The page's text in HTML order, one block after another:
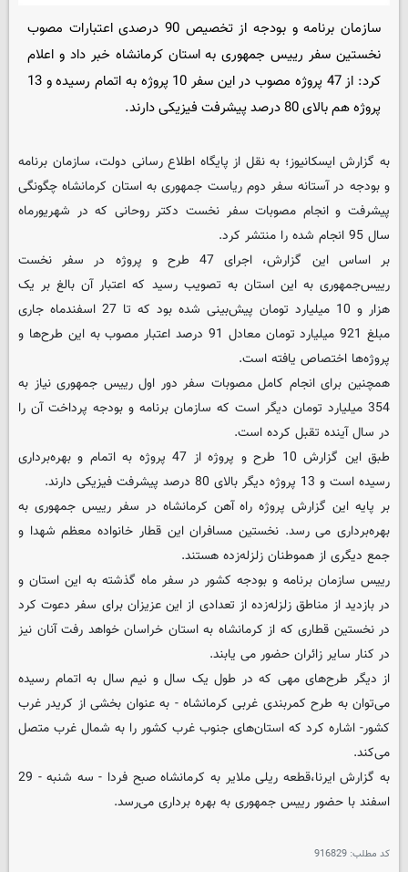
سازمان برنامه و بودجه از تخصیص 90 درصدی اعتبارات مصوب
نخستین سفر رییس جمهوری به استان کرمانشاه خبر داد و اعلام
کرد: از 47 پروژه مصوب در این سفر 10 پروژه به اتمام رسیده و 13
پروژه هم بالای 80 درصد پیشرفت فیزیکی دارند.
به گزارش ایسکانیوز؛ به نقل از پایگاه اطلاع رسانی دولت، سازمان برنامه
و بودجه در آستانه سفر دوم ریاست جمهوری به استان کرمانشاه چگونگی
پیشرفت و انجام مصوبات سفر نخست دکتر روحانی که در شهریورماه
سال 95 انجام شده را منتشر کرد.
بر اساس این گزارش، اجرای 47 طرح و پروژه در سفر نخست
رییس‌جمهوری به این استان به تصویب رسید که اعتبار آن بالغ بر یک
هزار و 10 میلیارد تومان پیش‌بینی شده بود که تا 27 اسفندماه جاری
مبلغ 921 میلیارد تومان معادل 91 درصد اعتبار مصوب به این طرح‌ها و
پروژه‌ها اختصاص یافته است.
همچنین برای انجام کامل مصوبات سفر دور اول رییس جمهوری نیاز به
354 میلیارد تومان دیگر است که سازمان برنامه و بودجه پرداخت آن را
در سال آینده تقبل کرده است.
طبق این گزارش 10 طرح و پروژه از 47 پروژه به اتمام و بهره‌برداری
رسیده است و 13 پروژه دیگر بالای 80 درصد پیشرفت فیزیکی دارند.
بر پایه این گزارش پروژه راه آهن کرمانشاه در سفر رییس جمهوری به
بهره‌برداری می رسد. نخستین مسافران این قطار خانواده معظم شهدا و
جمع دیگری از هموطنان زلزله‌زده هستند.
رییس سازمان برنامه و بودجه کشور در سفر ماه گذشته به این استان و
در بازدید از مناطق زلزله‌زده از تعدادی از این عزیزان برای سفر دعوت کرد
در نخستین قطاری که از کرمانشاه به استان خراسان خواهد رفت آنان نیز
در کنار سایر زائران حضور می یابند.
از دیگر طرح‌های مهی که در طول یک سال و نیم سال به اتمام رسیده
می‌توان به طرح کمربندی غربی کرمانشاه - به عنوان بخشی از کریدر غرب
کشور- اشاره کرد که استان‌های جنوب غرب کشور را به شمال غرب متصل
می‌کند.
به گزارش ایرنا،قطعه ریلی ملایر به کرمانشاه صبح فردا - سه شنبه - 29
اسفند با حضور رییس جمهوری به بهره ‌برداری می‌رسد.
کد مطلب: 916829